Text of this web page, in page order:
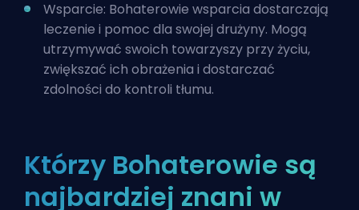
Wsparcie: Bohaterowie wsparcia dostarczają
leczenie i pomoc dla swojej drużyny. Mogą
utrzymywać swoich towarzyszy przy życiu,
zwiększać ich obrażenia i dostarczać
zdolności do kontroli tłumu.
Którzy Bohaterowie są
najbardziej znani w